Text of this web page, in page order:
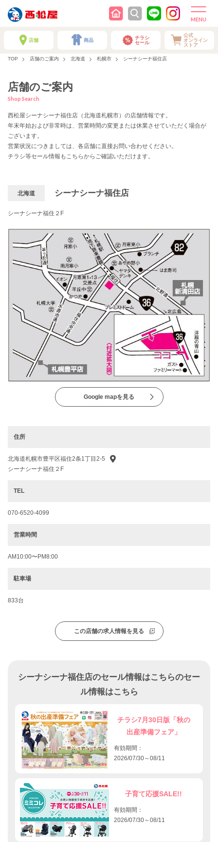
店舗 商品
チラシ
セール
公式
オンライン
ストア
TOP 店舗のご案内 北海道 札幌市 シーナシーナ福住店
店舗のご案内
Shop Search
西松屋シーナシーナ福住店（北海道札幌市）の店舗情報です。
年末年始および非常時は、営業時間の変更または休業させていただく場合が
ございます。
営業状況につきましては、各店舗に直接お問い合わせください。
チラシ等セール情報もこちらからご確認いただけます。
北海道 シーナシーナ福住店
シーナシーナ福住２F
Google mapを見る
住所
北海道札幌市豊平区福住2条1丁目2-5
シーナシーナ福住２F
TEL
070-6520-4099
営業時間
AM10:00〜PM8:00
駐車場
833台
この店舗の求人情報を見る
シーナシーナ福住店のセール情報はこちらのセー
ル情報はこちら
チラシ7月30日版「秋の
出産準備フェア」
有効期間：
2026/07/30～08/11
子育て応援SALE!!
有効期間：
2026/07/30～08/11